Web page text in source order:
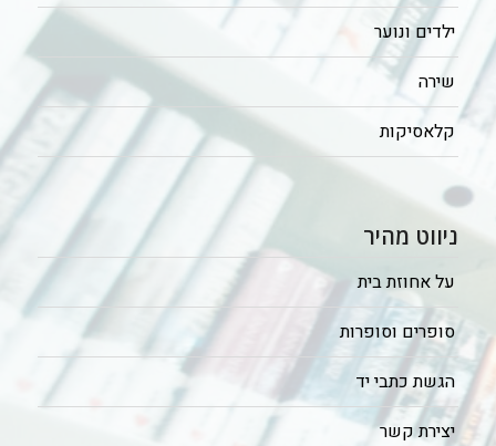
ילדים ונוער
שירה
קלאסיקות
ניווט מהיר
על אחוזת בית
סופרים וסופרות
הגשת כתבי יד
יצירת קשר